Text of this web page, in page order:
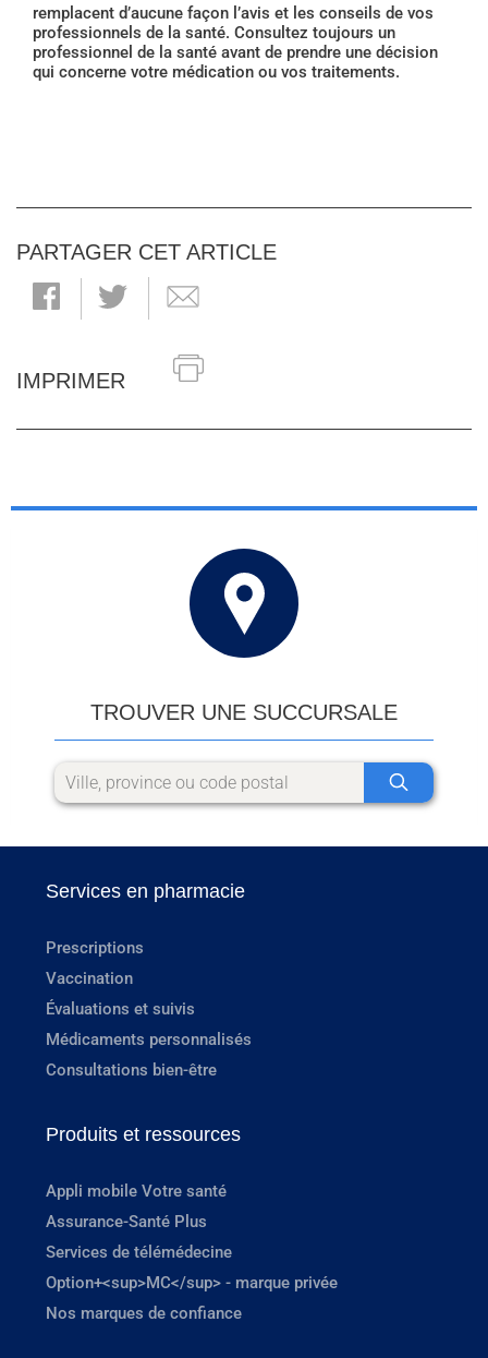
remplacent d’aucune façon l’avis et les conseils de vos
professionnels de la santé. Consultez toujours un
professionnel de la santé avant de prendre une décision
qui concerne votre médication ou vos traitements.
PARTAGER CET ARTICLE
IMPRIMER
TROUVER UNE SUCCURSALE
Services en pharmacie
Prescriptions
Vaccination
Évaluations et suivis
Médicaments personnalisés
Consultations bien-être
Produits et ressources
Appli mobile Votre santé
Assurance-Santé Plus
Services de télémédecine
Option+<sup>MC</sup> - marque privée
Nos marques de confiance